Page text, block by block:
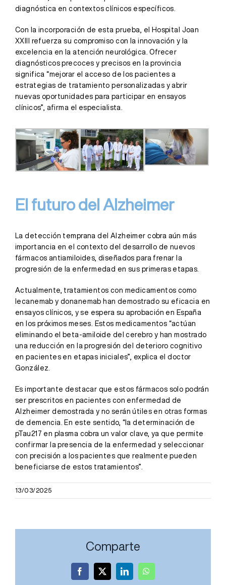
diagnóstica en contextos clínicos específicos.
Con la incorporación de esta prueba, el Hospital Joan
XXIII refuerza su compromiso con la innovación y la
excelencia en la atención neurológica. Ofrecer
diagnósticos precoces y precisos en la provincia
significa “mejorar el acceso de los pacientes a
estrategias de tratamiento personalizadas y abrir
nuevas oportunidades para participar en ensayos
clínicos”, afirma el especialista.
El futuro del Alzheimer
La detección temprana del Alzheimer cobra aún más
importancia en el contexto del desarrollo de nuevos
fármacos antiamiloides, diseñados para frenar la
progresión de la enfermedad en sus primeras etapas.
Actualmente, tratamientos con medicamentos como
lecanemab y donanemab han demostrado su eficacia en
ensayos clínicos, y se espera su aprobación en España
en los próximos meses. Estos medicamentos “actúan
eliminando el beta-amiloide del cerebro y han mostrado
una reducción en la progresión del deterioro cognitivo
en pacientes en etapas iniciales”, explica el doctor
González.
Es importante destacar que estos fármacos solo podrán
ser prescritos en pacientes con enfermedad de
Alzheimer demostrada y no serán útiles en otras formas
de demencia. En este sentido, “la determinación de
pTau217 en plasma cobra un valor clave, ya que permite
confirmar la presencia de la enfermedad y seleccionar
con precisión a los pacientes que realmente pueden
beneficiarse de estos tratamientos”.
13/03/2025
Comparte
Facebook
X LinkedInWhatsApp